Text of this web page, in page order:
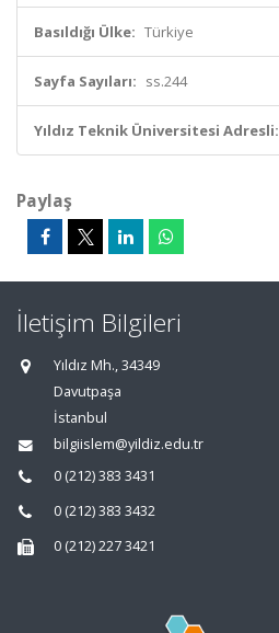
Basıldığı Ülke: Türkiye
Sayfa Sayıları: ss.244
Yıldız Teknik Üniversitesi Adresli:
Paylaş
İletişim Bilgileri
Yıldız Mh., 34349
Davutpaşa
İstanbul
bilgiislem@yildiz.edu.tr
0 (212) 383 3431
0 (212) 383 3432
0 (212) 227 3421